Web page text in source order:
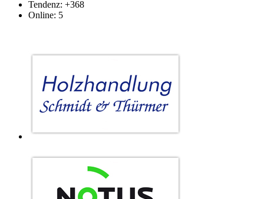
Tendenz: +368
Online: 5